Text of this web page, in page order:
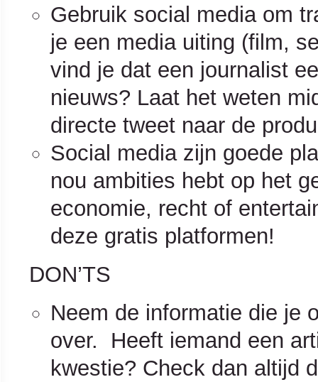
Gebruik social media om
je een media uiting (film,
vind je dat een journalist
nieuws? Laat het weten
directe tweet naar de
Social media zijn goede
nou ambities hebt op het
economie, recht of
deze gratis platformen!
DON’TS
Neem de informatie die je
over. Heeft iemand een
kwestie? Check dan altijd